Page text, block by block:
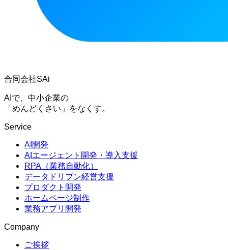
合同会社SAi
AIで、中小企業の
「めんどくさい」をなくす。
Service
AI開発
AIエージェント開発・導入支援
RPA（業務自動化）
データドリブン経営支援
プロダクト開発
ホームページ制作
業務アプリ開発
Company
ご挨拶